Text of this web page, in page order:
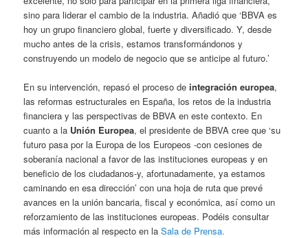
sino para liderar el cambio de la industria. Añadió que ‘BBVA es
hoy un grupo financiero global, fuerte y diversificado. Y, desde
mucho antes de la crisis, estamos transformándonos y
construyendo un modelo de negocio que se anticipe al futuro.’
En su intervención, repasó el proceso deintegración europea,
las reformas estructurales en España, los retos de la industria
financiera y las perspectivas de BBVA en este contexto. En
cuanto a la Unión Europea, el presidente de BBVA cree que ‘su
futuro pasa por la Europa de los Europeos -con cesiones de
soberanía nacional a favor de las instituciones europeas y en
beneficio de los ciudadanos-y, afortunadamente, ya estamos
caminando en esa dirección’ con una hoja de ruta que prevé
avances en la unión bancaria, fiscal y económica, así como un
reforzamiento de las instituciones europeas. Podéis consultar
más información al respecto en laSala de Prensa.